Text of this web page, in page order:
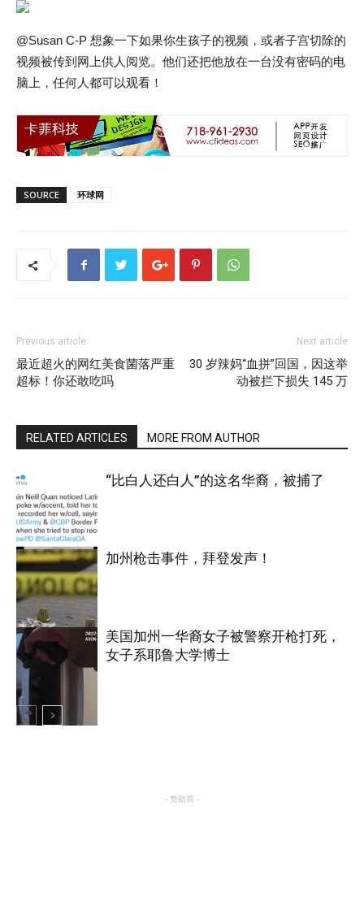
@Susan C-P 想象一下如果你生孩子的视频，或者子宫切除的
视频被传到网上供人阅览。他们还把他放在一台没有密码的电
脑上，任何人都可以观看！
SOURCE 环球网
Previous article
最近超火的网红美食菌落严重
超标！你还敢吃吗
Next article
30 岁辣妈“血拼”回国，因这举
动被拦下损失 145 万
RELATED ARTICLES MORE FROM AUTHOR
加利福尼亚
“比白人还白人”的这名华裔，被捕了
加利福尼亚
加州枪击事件，拜登发声！
美国加州一华裔女子被警察开枪打死，
女子系耶鲁大学博士
- 赞助商 -